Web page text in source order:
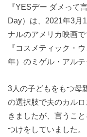
『YESデー ダメって
Day）は、2021年3月
ナルのアメリカ映画
『コスメティック・
年）のミゲル・アルテ
3人の子どもをもつ母
の選択肢で夫のカル
きましたが、言うこ
つけをしていました。